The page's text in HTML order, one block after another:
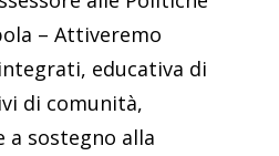
– Attiveremo
educativa di
di comunità,
a sostegno alla